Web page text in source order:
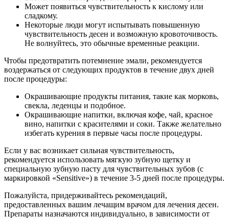
Может появиться чувствительность к кислому или
сладкому.
Некоторые люди могут испытывать повышенную
чувствительность десен и возможную кровоточивость.
Не волнуйтесь, это обычные временные реакции.
Чтобы предотвратить потемнение эмали, рекомендуется
воздержаться от следующих продуктов в течение двух дней
после процедуры:
Окрашивающие продукты питания, такие как морковь,
свекла, леденцы и подобное.
Окрашивающие напитки, включая кофе, чай, красное
вино, напитки с красителями и соки. Также желательно
избегать курения в первые часы после процедуры.
Если у вас возникает сильная чувствительность,
рекомендуется использовать мягкую зубную щетку и
специальную зубную пасту для чувствительных зубов (с
маркировкой «Sensitive») в течение 3-5 дней после процедуры.
Пожалуйста, придерживайтесь рекомендаций,
предоставленных вашим лечащим врачом для лечения десен.
Препараты назначаются индивидуально, в зависимости от